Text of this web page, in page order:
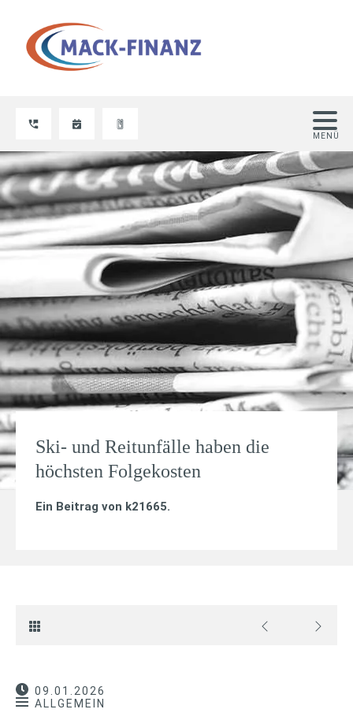
Ski- und Reitunfälle haben die
höchsten Folgekosten
Ein Beitrag von k21665.
09.01.2026
ALLGEMEIN